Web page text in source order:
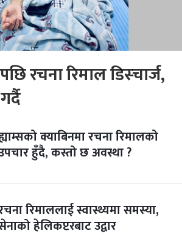
रचना रिमाल डिस्चार्ज,
क्याबिनमा रचना रिमालको
हुँदै, कस्तो छ अवस्था ?
रिमाललाई स्वास्थ्यमा समस्या,
हेलिकप्टरबाट उद्वार